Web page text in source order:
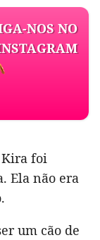
NOS NO
Kira foi
Ela não era
um cão de